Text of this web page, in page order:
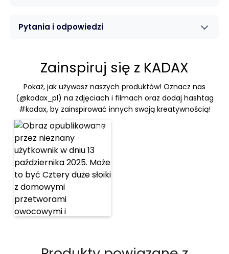
Pytania i odpowiedzi
Zainspiruj się z KADAX
Pokaż, jak używasz naszych produktów! Oznacz nas
(@kadax_pl) na zdjęciach i filmach oraz dodaj hashtag
#kadax, by zainspirować innych swoją kreatywnością!